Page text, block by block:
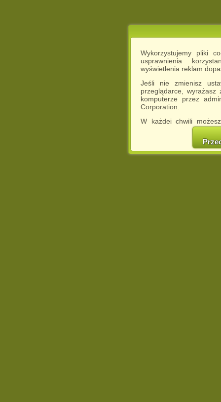
Wykorzystujemy pliki
usprawnienia
wyświetlenia reklam
Jeśli nie zmienisz
przeglądarce,
komputerze przez
Corporation.
W każdej chwili
cookies w swojej
w naszej
http://chomikuj.pl/